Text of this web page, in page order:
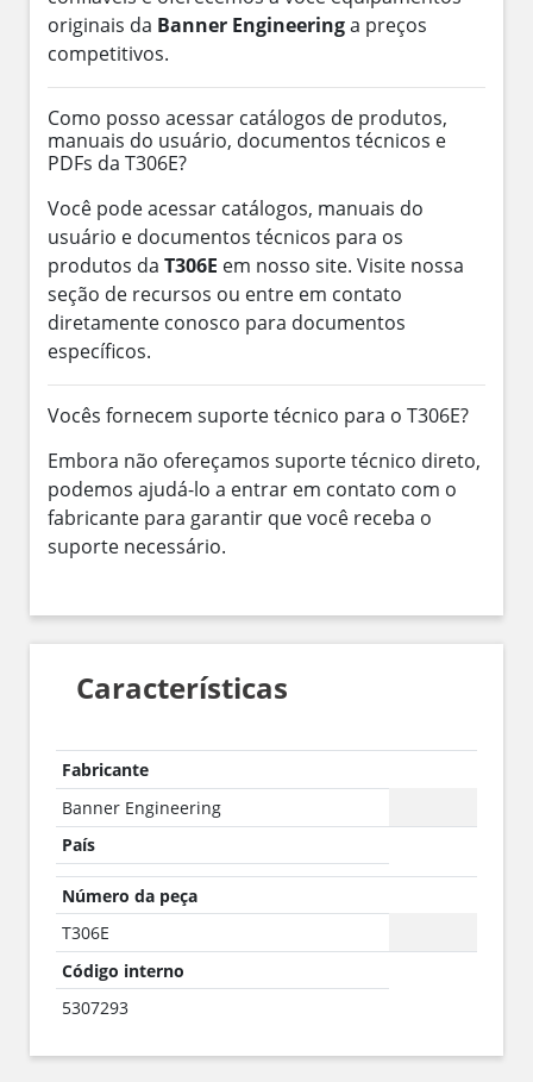
originais da Banner Engineeringa preços
competitivos.
Como posso acessar catálogos de produtos,
manuais do usuário, documentos técnicos e
PDFs da T306E?
Você pode acessar catálogos, manuais do
usuário e documentos técnicos para os
produtos da T306E em nosso site. Visite nossa
seção de recursos ou entre em contato
diretamente conosco para documentos
específicos.
Vocês fornecem suporte técnico para o T306E?
Embora não ofereçamos suporte técnico direto,
podemos ajudá-lo a entrar em contato com o
fabricante para garantir que você receba o
suporte necessário.
Características
Fabricante
Banner Engineering
País
Número da peça
T306E
Código interno
5307293